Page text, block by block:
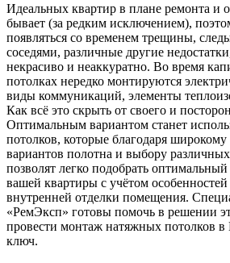
Идеальных квартир в плане ремонта и
бывает (за редким исключением),
появляться со временем трещины,
соседями, различные другие
некрасиво и неаккуратно. Во время
потолках нередко монтируются
виды коммуникаций, элементы
Как всё это скрыть от своего и
Оптимальным вариантом станет
потолков, которые благодаря широкому
вариантов полотна и выбору
позволят легко подобрать
вашей квартиры с учётом особенностей
внутренней отделки помещения.
«РемЭксп» готовы помочь в решении
провести монтаж натяжных потолков
ключ.